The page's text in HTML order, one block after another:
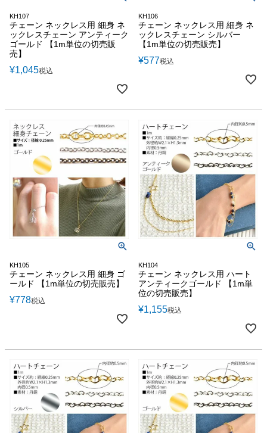
KH107
チェーン ネックレス用 細身 ネ
ックレスチェーン アンティーク
ゴールド 【1m単位の切売販
売】
¥1,045税込
KH106
チェーン ネックレス用 細身 ネ
ックレスチェーン シルバー
【1m単位の切売販売】
¥577税込
KH105
チェーン ネックレス用 細身 ゴ
ールド 【1m単位の切売販売】
¥778税込
KH104
チェーン ネックレス用 ハート
アンティークゴールド 【1m単
位の切売販売】
¥1,155税込